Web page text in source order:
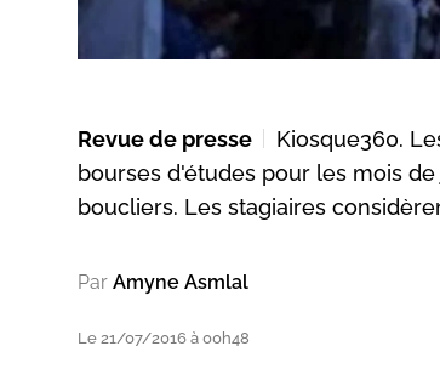
Revue de presse
Kiosque360.
bourses d'études pour les mois
boucliers. Les stagiaires
Par Amyne Asmlal
Le 21/07/2016 à 00h48